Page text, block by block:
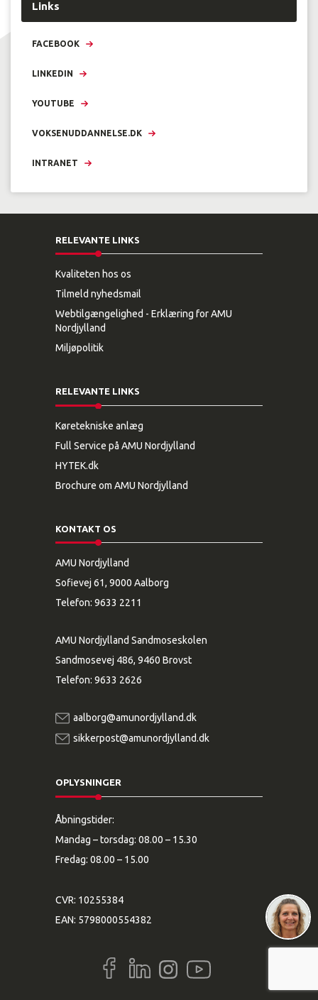
Links
FACEBOOK
LINKEDIN
YOUTUBE
VOKSENUDDANNELSE.DK
INTRANET
RELEVANTE LINKS
Kvaliteten hos os
Tilmeld nyhedsmail
Webtilgængelighed - Erklæring for AMU
Nordjylland
Miljøpolitik
RELEVANTE LINKS
Køretekniske anlæg
Full Service på AMU Nordjylland
HYTEK.dk
Brochure om AMU Nordjylland
KONTAKT OS
AMU Nordjylland
Sofievej 61, 9000 Aalborg
Telefon: 9633 2211
AMU Nordjylland Sandmoseskolen
Sandmosevej 486, 9460 Brovst
Telefon: 9633 2626
aalborg@amunordjylland.dk
sikkerpost@amunordjylland.dk
OPLYSNINGER
Åbningstider:
Mandag – torsdag: 08.00 – 15.30
Fredag: 08.00 – 15.00
CVR: 10255384
EAN: 5798000554382